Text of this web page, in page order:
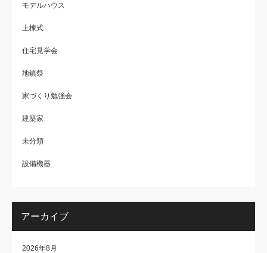
モデルハウス
上棟式
住宅見学会
地鎮祭
家づくり勉強会
建築家
未分類
設備機器
アーカイブ
2026年8月